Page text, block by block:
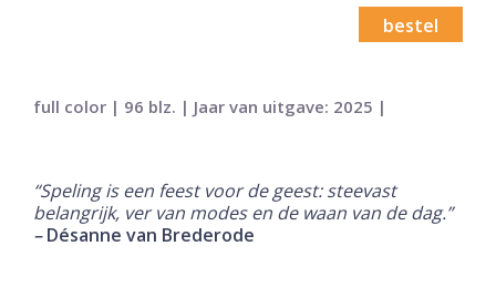
bestel
full color | 96 blz. | Jaar van uitgave: 2025 |
“Speling is een feest voor de geest: steevast
belangrijk, ver van modes en de waan van de dag.”
–Désanne van Brederode